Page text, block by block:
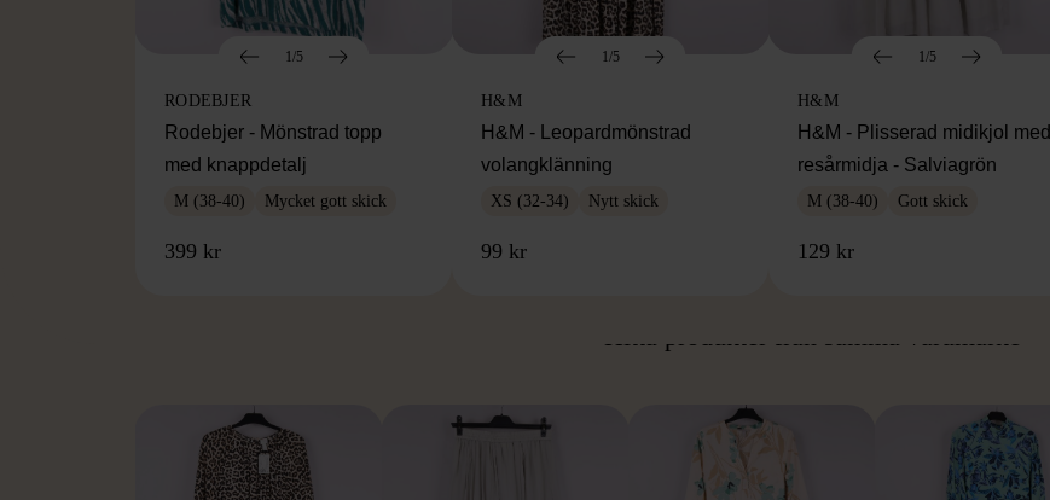
1/5
RODEBJER
Rodebjer - Mönstrad topp
med knappdetalj
M (38-40) Mycket gott skick
399 kr
1/5
H&M
H&M - Leopardmönstrad
volangklänning
XS (32-34) Nytt skick
99 kr
1/5
H&M
H&M - Plisserad midikjol med
resårmidja - Salviagrön
M (38-40) Gott skick
129 kr
Hitta produkter från samma varumärke